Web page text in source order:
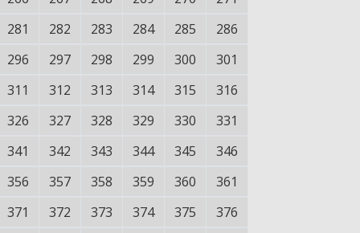
281
282 283 284 285
286
296
297 298 299 300
301
311
312 313 314 315
316
326
327 328 329 330
331
341
342 343 344 345
346
356
357 358 359 360
361
371
372 373 374 375
376